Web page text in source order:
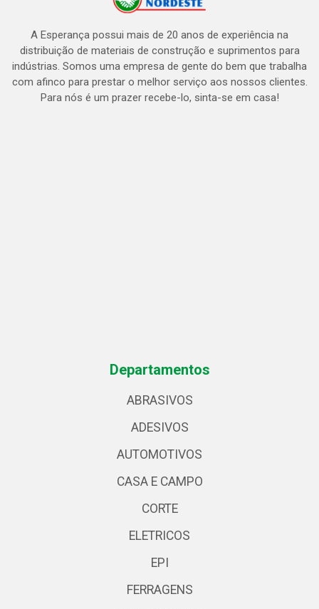
A Esperança possui mais de 20 anos de experiência na
distribuição de materiais de construção e suprimentos para
indústrias. Somos uma empresa de gente do bem que trabalha
com afinco para prestar o melhor serviço aos nossos clientes.
Para nós é um prazer recebe-lo, sinta-se em casa!
Departamentos
ABRASIVOS
ADESIVOS
AUTOMOTIVOS
CASA E CAMPO
CORTE
ELETRICOS
EPI
FERRAGENS